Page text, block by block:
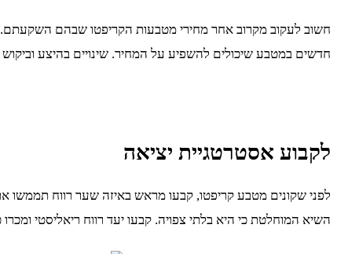
חשוב לעקוב מקרוב אחר מחירי מטבעות הקריפטו שבהם השקעתם.
חדשים במטבע שיכולים להשפיע על המחיר. שינויים בהיצע
לקבוע אסטרטגיית יציאה
לפני שקונים מטבע קריפטו, קבעו מראש באיזה שער רווח תממשו
השיא המוחלטת כי היא בלתי צפויה. קבעו יעד רווח ריאליסטי